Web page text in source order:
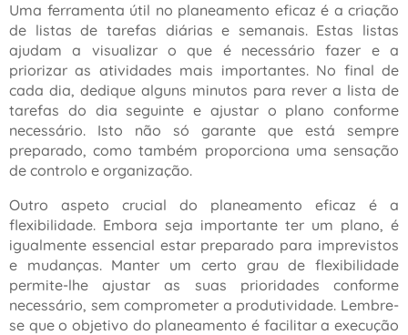
Uma ferramenta útil no planeamento eficaz é a criação
de listas de tarefas diárias e semanais. Estas listas
ajudam a visualizar o que é necessário fazer e a
priorizar as atividades mais importantes. No final de
cada dia, dedique alguns minutos para rever a lista de
tarefas do dia seguinte e ajustar o plano conforme
necessário. Isto não só garante que está sempre
preparado, como também proporciona uma sensação
de controlo e organização.
Outro aspeto crucial do planeamento eficaz é a
flexibilidade. Embora seja importante ter um plano, é
igualmente essencial estar preparado para imprevistos
e mudanças. Manter um certo grau de flexibilidade
permite-lhe ajustar as suas prioridades conforme
necessário, sem comprometer a produtividade. Lembre-
se que o objetivo do planeamento é facilitar a execução